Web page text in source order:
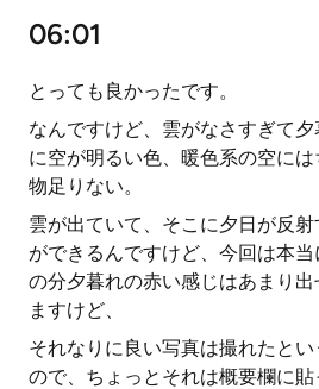
06:01
とっても良かったです。
なんですけど、雲がなさすぎて
に空が明るい色、暖色系の空に
物足りない。
雲が出ていて、そこに夕日が反
ができるんですけど、今回は本
の分夕暮れの赤い感じはあまり
ますけど、
それなりに良い写真は撮れたと
ので、ちょっとそれは概要欄に貼